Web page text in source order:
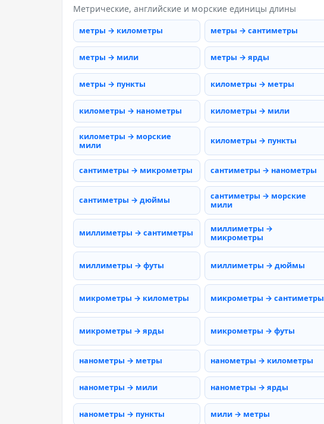
Метрические, английские и морские единицы длины
метры → километры метры → сантиметры
метры → мили метры → ярды
метры → пункты километры → метры
километры → нанометры километры → мили
километры → морские
мили
километры → пункты
сантиметры → микрометры сантиметры → нанометры
сантиметры → дюймы
сантиметры → морские
мили
миллиметры → сантиметры
миллиметры →
микрометры
миллиметры → футы миллиметры → дюймы
микрометры → километры микрометры → сантиметры
микрометры → ярды микрометры → футы
нанометры → метры нанометры → километры
нанометры → мили нанометры → ярды
нанометры → пункты мили → метры